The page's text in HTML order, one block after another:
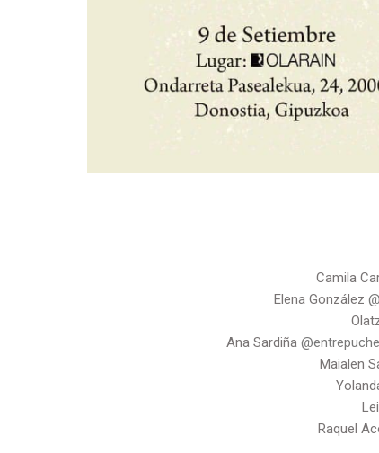
Camila
Elena González
Ana Sardiña
Maialen
Raquel